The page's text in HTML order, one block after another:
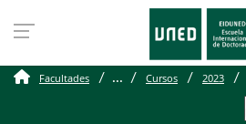
Facultades ... Cursos 2023